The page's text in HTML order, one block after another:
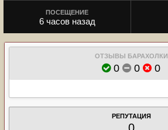
ПОСЕЩЕНИЕ
6 часов назад
ОТЗЫВЫ БАРАХОЛКИ
0 0 0
РЕПУТАЦИЯ